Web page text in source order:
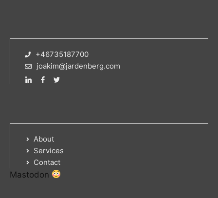
+46735187700
joakim@jardenberg.com
About
Services
Contact
Mastodon